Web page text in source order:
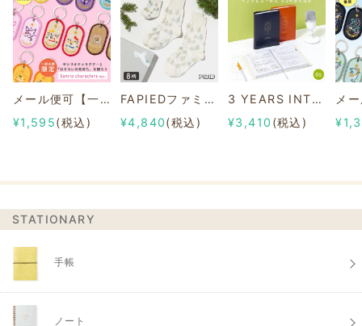
メール便可【一部店舗限定】2/8b PAIR KEY RING Sanrio characters ver.
¥1,595(税込)
FAPIEDファミリーソックスセット 総柄
¥4,840(税込)
3 YEARS INTERVIEW DIARY
¥3,410 (税込)
STATIONARY
手帳
ノート